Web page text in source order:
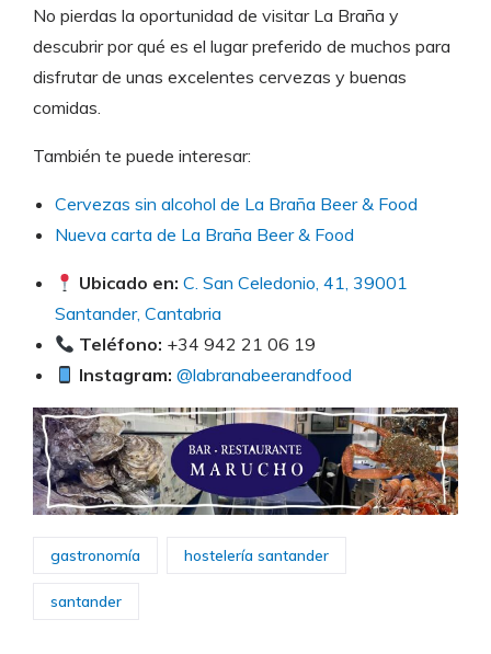
No pierdas la oportunidad de visitar La Braña y
descubrir por qué es el lugar preferido de muchos para
disfrutar de unas excelentes cervezas y buenas
comidas.
También te puede interesar:
Cervezas sin alcohol de La Braña Beer & Food
Nueva carta de La Braña Beer & Food
Ubicado en: C. San Celedonio, 41, 39001
Santander, Cantabria
Teléfono: +34 942 21 06 19
Instagram: @labranabeerandfood
gastronomía hostelería santander
santander